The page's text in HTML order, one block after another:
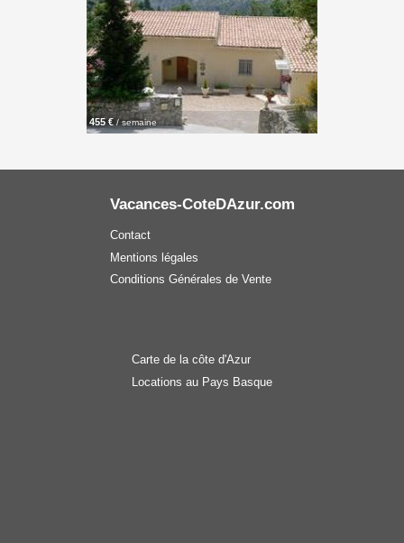
455 €/ semaine
Vacances-CoteDAzur.com
Contact
Mentions légales
Conditions Générales de Vente
Carte de la côte d'Azur
Locations au Pays Basque